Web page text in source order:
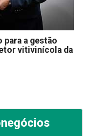
para a gestão
vitivinícola da